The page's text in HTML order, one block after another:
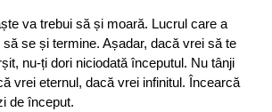
va trebui să și moară. Lucrul care a
se și termine. Așadar, dacă vrei să te
nu-ți dori niciodată începutul. Nu tânji
vrei eternul, dacă vrei infinitul. Încearcă
de început.